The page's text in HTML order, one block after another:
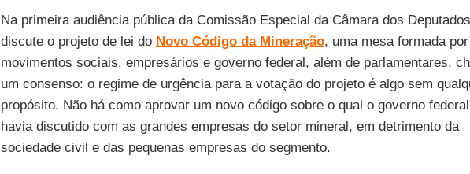
Na primeira audiência pública da Comissão Especial da Câmara dos
discute o projeto de lei do Novo Código da Mineração, uma mesa formada por
movimentos sociais, empresários e governo federal, além de parlamentares,
um consenso: o regime de urgência para a votação do projeto é algo sem
propósito. Não há como aprovar um novo código sobre o qual o governo
havia discutido com as grandes empresas do setor mineral, em detrimento da
sociedade civil e das pequenas empresas do segmento.